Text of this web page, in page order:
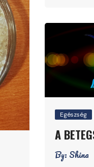
Egészség
A
By: Shina